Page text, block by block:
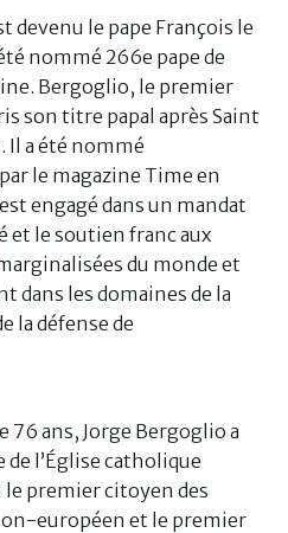
devenu le pape François le
nommé 266e pape de
Bergoglio, le premier
son titre papal après Saint
Il a été nommé
le magazine Time en
engagé dans un mandat
et le soutien franc aux
du monde et
dans les domaines de la
la défense de
76 ans, Jorge Bergoglio a
l’Église catholique
premier citoyen des
européen et le premier